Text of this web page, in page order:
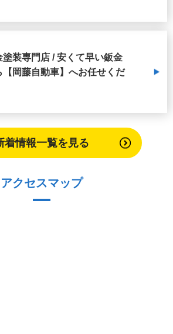
装専門店 / 安くて早い鈑金
岡藤自動車】へお任せくだ
着情報一覧を見る
アクセスマップ